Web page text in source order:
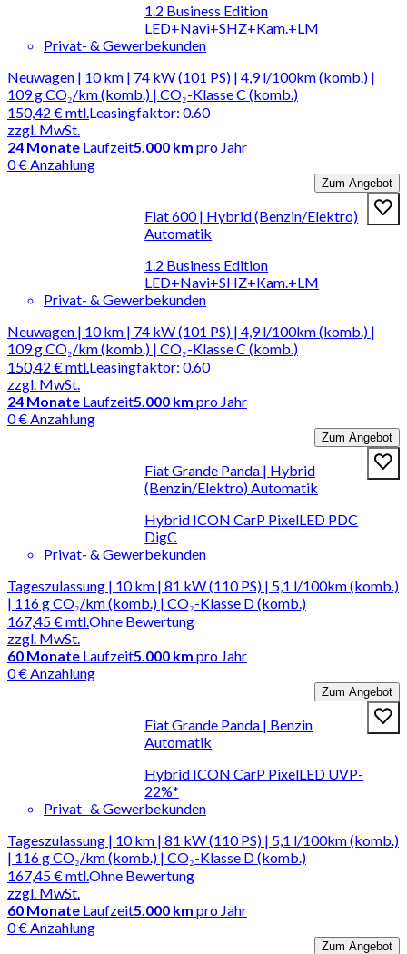
1.2 Business Edition
LED+Navi+SHZ+Kam.+LM
Privat- & Gewerbekunden
Neuwagen | 10 km | 74 kW (101 PS) | 4,9 l/100km (komb.) |
109 g CO₂/km (komb.) | CO₂-Klasse C (komb.)
150,42 €mtl.
zzgl. MwSt.
Leasingfaktor: 0.60
24 Monate Laufzeit5.000 km pro Jahr
0 € Anzahlung
Zum Angebot
Fiat 600 | Hybrid (Benzin/Elektro)
Automatik
1.2 Business Edition
LED+Navi+SHZ+Kam.+LM
Privat- & Gewerbekunden
Neuwagen | 10 km | 74 kW (101 PS) | 4,9 l/100km (komb.) |
109 g CO₂/km (komb.) | CO₂-Klasse C (komb.)
150,42 €mtl.
zzgl. MwSt.
Leasingfaktor: 0.60
24 Monate Laufzeit5.000 km pro Jahr
0 € Anzahlung
Zum Angebot
Fiat Grande Panda | Hybrid
(Benzin/Elektro) Automatik
Hybrid ICON CarP PixelLED PDC
DigC
Privat- & Gewerbekunden
Tageszulassung | 10 km | 81 kW (110 PS) | 5,1 l/100km (komb.)
| 116 g CO₂/km (komb.) | CO₂-Klasse D (komb.)
167,45 €mtl.
zzgl. MwSt.
Ohne Bewertung
60 Monate Laufzeit5.000 km pro Jahr
0 € Anzahlung
Zum Angebot
Fiat Grande Panda | Benzin
Automatik
Hybrid ICON CarP PixelLED UVP-
22%*
Privat- & Gewerbekunden
Tageszulassung | 10 km | 81 kW (110 PS) | 5,1 l/100km (komb.)
| 116 g CO₂/km (komb.) | CO₂-Klasse D (komb.)
167,45 €mtl.
zzgl. MwSt.
Ohne Bewertung
60 Monate Laufzeit5.000 km pro Jahr
0 € Anzahlung
Zum Angebot